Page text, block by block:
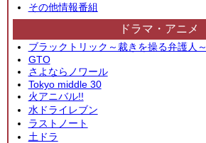
その他情報番組
ドラマ・アニメ
ブラックトリック～裁きを操る弁護人～
GTO
さよならノワール
Tokyo middle 30
火アニバル!!
水ドライレブン
ラストノート
土ドラ